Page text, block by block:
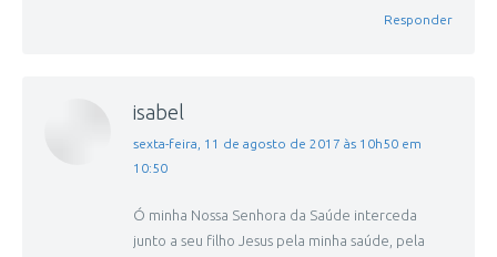
Responder
isabel
disse:
sexta-feira, 11 de agosto de 2017 às 10h50 em
10:50
Ó minha Nossa Senhora da Saúde interceda
junto a seu filho Jesus pela minha saúde, pela